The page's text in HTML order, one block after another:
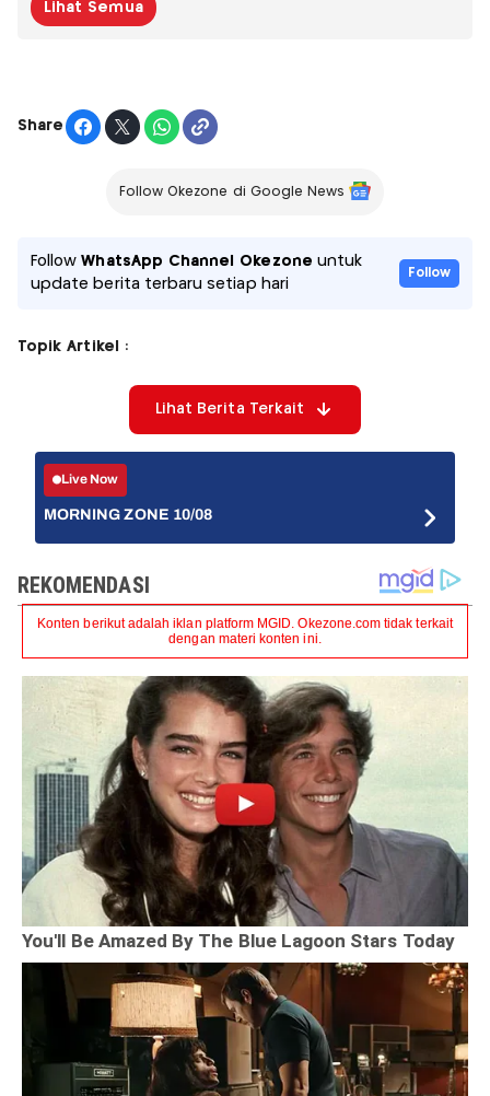
Lihat Semua
Share
Follow Okezone di Google News
FollowWhatsApp Channel Okezone untuk
update berita terbaru setiap hari
Follow
Topik Artikel :
Lihat Berita Terkait
Live Now
MORNING ZONE 10/08